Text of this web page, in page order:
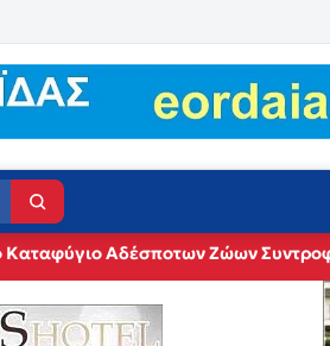
Καταφύγιο Αδέσποτων Ζώων